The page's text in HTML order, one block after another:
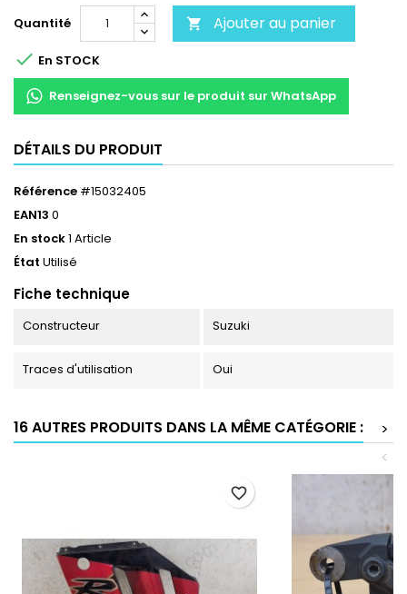
Quantité  Ajouter au panier
 En STOCK
Renseignez-vous sur le produit sur WhatsApp
DÉTAILS DU PRODUIT
Référence #15032405
EAN13 0
En stock1 Article
État Utilisé
Fiche technique
Constructeur Suzuki
Traces d'utilisation Oui
16 AUTRES PRODUITS DANS LA MÊME CATÉGORIE :
>
<
favorite_border